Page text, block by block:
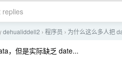
replies
dehualiddell2 › 程序员 › 为什么这么多人把
，但是实际缺乏 date...